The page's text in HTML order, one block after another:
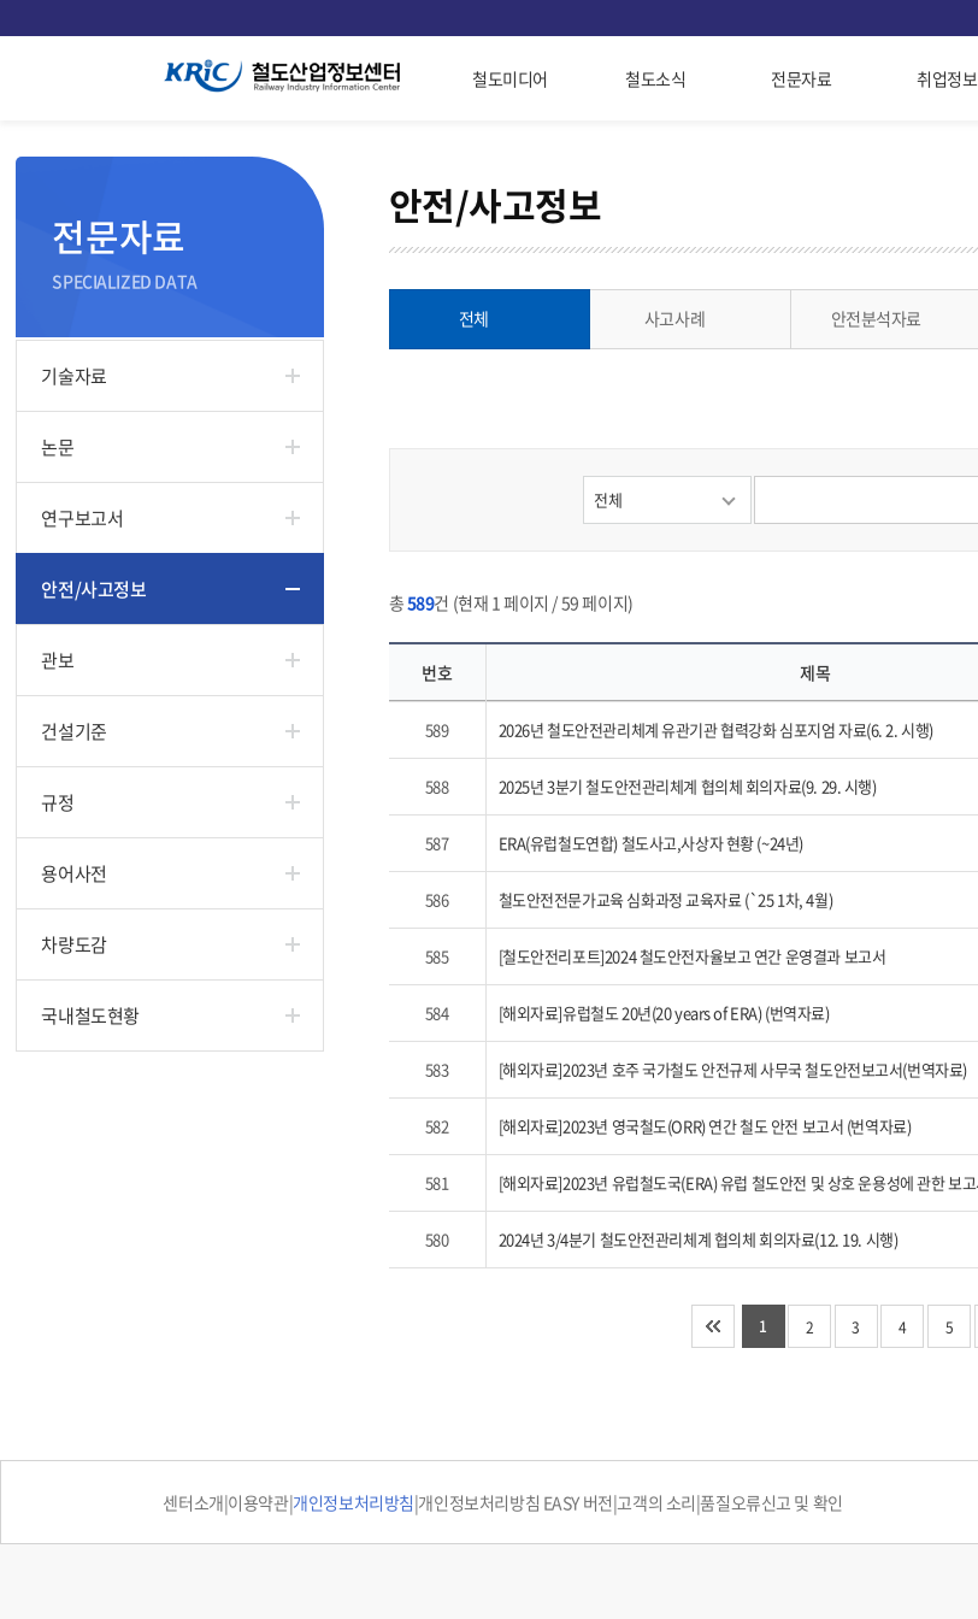
철도미디어 철도소식 전문자료 취업정보
전문자료
SPECIALIZED DATA
기술자료
논문
연구보고서
안전/사고정보
관보
건설기준
규정
용어사전
차량도감
국내철도현황
안전/사고정보
전체 사고사례 안전분석자료
총589건 (현재 1 페이지 / 59 페이지)
번호 제목
589 2026년 철도안전관리체계 유관기관 협력강화 심포지엄 자료(6. 2. 시행)
588 2025년 3분기 철도안전관리체계 협의체 회의자료(9. 29. 시행)
587 ERA(유럽철도연합) 철도사고,사상자 현황 (~24년)
586 철도안전전문가교육 심화과정 교육자료 (`25 1차, 4월)
585 [철도안전리포트]2024 철도안전자율보고 연간 운영결과 보고서
584 [해외자료]유럽철도 20년(20 years of ERA) (번역자료)
583 [해외자료]2023년 호주 국가철도 안전규제 사무국 철도안전보고서(번역자료)
582 [해외자료]2023년 영국철도(ORR) 연간 철도 안전 보고서 (번역자료)
581 [해외자료]2023년 유럽철도국(ERA) 유럽 철도안전 및 상호 운용성에 관한 보
580 2024년 3/4분기 철도안전관리체계 협의체 회의자료(12. 19. 시행)
1 2 3 4 5
마지막 페이지로 이동
센터소개|이용약관|개인정보처리방침|개인정보처리방침 EASY 버전|고객의 소리|품질오류신고 및 확인